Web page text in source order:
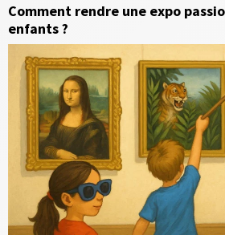
Comment rendre une expo
enfants ?